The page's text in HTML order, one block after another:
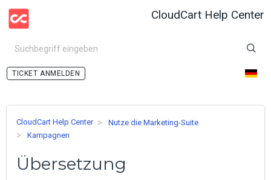
CloudCart Help Center
ANMELDEN
CloudCart Help Center
Nutze die Marketing-Suite
Kampagnen
Übersetzung